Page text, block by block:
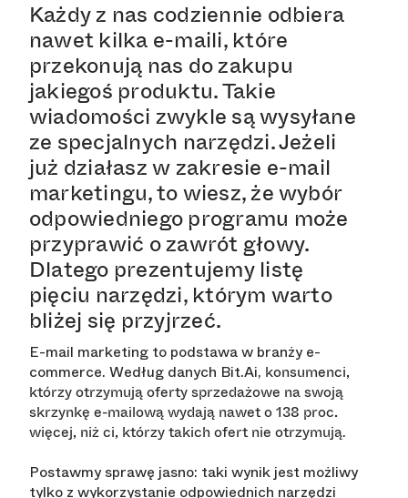
Każdy z nas codziennie odbiera
nawet kilka e-maili, które
przekonują nas do zakupu
jakiegoś produktu. Takie
wiadomości zwykle są wysyłane
ze specjalnych narzędzi. Jeżeli
już działasz w zakresie e-mail
marketingu, to wiesz, że wybór
odpowiedniego programu może
przyprawić o zawrót głowy.
Dlatego prezentujemy listę
pięciu narzędzi, którym warto
bliżej się przyjrzeć.
E-mail marketing to podstawa w branży e-
commerce. Według danych Bit.Ai, konsumenci,
którzy otrzymują oferty sprzedażowe na swoją
skrzynkę e-mailową wydają nawet o 138 proc.
więcej, niż ci, którzy takich ofert nie otrzymują.
Postawmy sprawę jasno: taki wynik jest możliwy
tylko z wykorzystanie odpowiednich narzędzi